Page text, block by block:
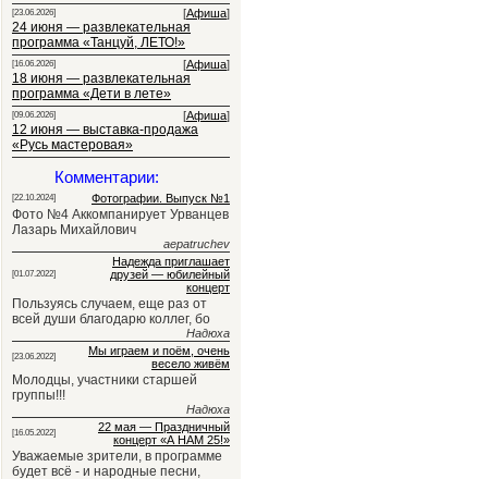
[23.06.2026] [Афиша]
24 июня — развлекательная
программа «Танцуй, ЛЕТО!»
[16.06.2026] [Афиша]
18 июня — развлекательная
программа «Дети в лете»
[09.06.2026] [Афиша]
12 июня — выставка-продажа
«Русь мастеровая»
Комментарии:
[22.10.2024] Фотографии. Выпуск №1
Фото №4 Аккомпанирует Урванцев
Лазарь Михайлович
aepatruchev
[01.07.2022]
Надежда приглашает
друзей — юбилейный
концерт
Пользуясь случаем, еще раз от
всей души благодарю коллег, бо
Надюха
[23.06.2022]
Мы играем и поём, очень
весело живём
Молодцы, участники старшей
группы!!!
Надюха
[16.05.2022]
22 мая — Праздничный
концерт «А НАМ 25!»
Уважаемые зрители, в программе
будет всё - и народные песни,